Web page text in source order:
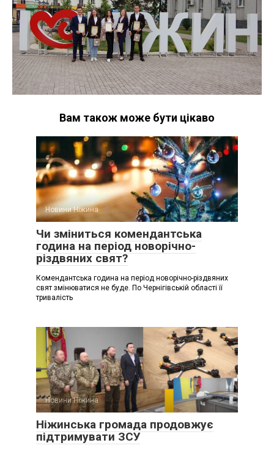
Вам також може бути цікаво
Новини Ніжина
Чи зміниться комендантська
година на період новорічно-
різдвяних свят?
Комендантська година на період новорічно-різдвяних
свят змінюватися не буде. По Чернігівській області її
тривалість
Новини Ніжина
Ніжинська громада продовжує
підтримувати ЗСУ